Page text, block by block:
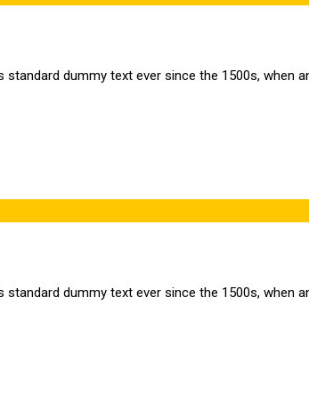
dummy text ever since the 1500s, when
dummy text ever since the 1500s, when